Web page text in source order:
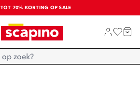
TOT 70% KORTING OP SALE
SALE: LAATSTE KANS!
SHOP NIEUW
Home